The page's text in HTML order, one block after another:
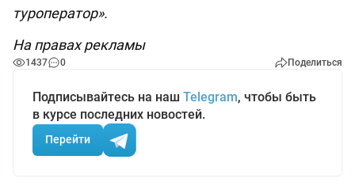
туроператор».
На правах рекламы
1437 0 Поделиться
Подписывайтесь на наш Telegram, чтобы быть
в курсе последних новостей.
Перейти